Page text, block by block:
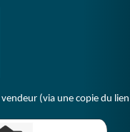
(via une copie du